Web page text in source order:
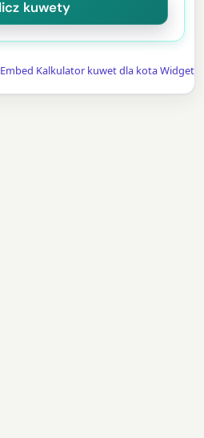
Embed Kalkulator kuwet dla kota Widget